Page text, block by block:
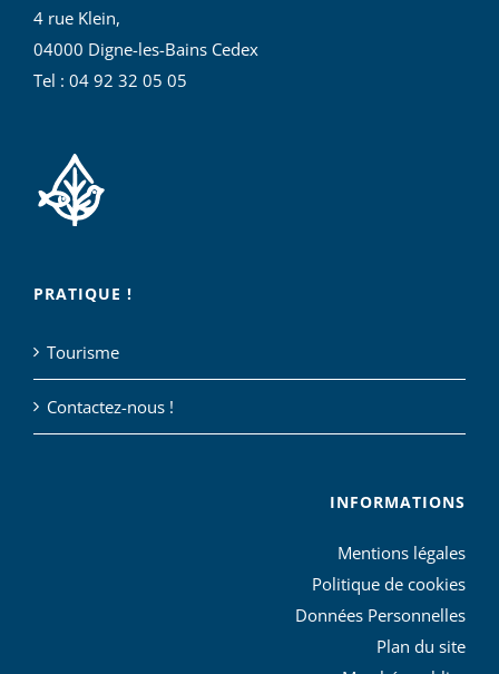
4 rue Klein,
04000 Digne-les-Bains Cedex
Tel : 04 92 32 05 05
PRATIQUE !
Tourisme
Contactez-nous !
INFORMATIONS
Mentions légales
Politique de cookies
Données Personnelles
Plan du site